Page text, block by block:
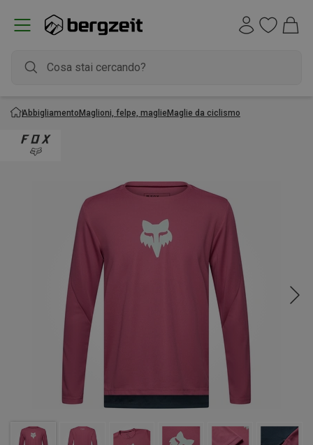
AbbigliamentoMaglioni, felpe, maglieMaglie da ciclismo